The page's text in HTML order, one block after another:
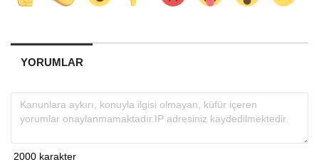
YORUMLAR